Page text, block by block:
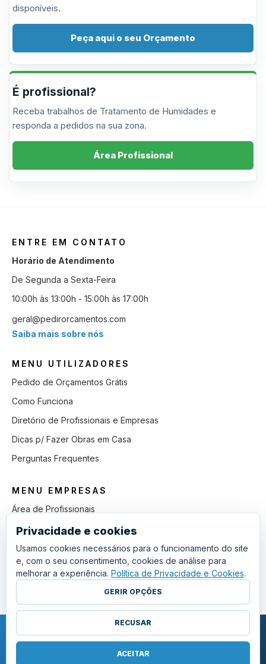
disponíveis.
Peça aqui o seu Orçamento
É profissional?
Receba trabalhos de Tratamento de Humidades e
responda a pedidos na sua zona.
Área Profissional
ENTRE EM CONTATO
Horário de Atendimento
De Segunda a Sexta-Feira
10:00h às 13:00h - 15:00h às 17:00h
geral@pedirorcamentos.com
Saiba mais sobre nós
MENU UTILIZADORES
Pedido de Orçamentos Grátis
Como Funciona
Diretório de Profissionais e Empresas
Dicas p/ Fazer Obras em Casa
Perguntas Frequentes
MENU EMPRESAS
Área de Profissionais
Como Funciona
Lista de Pedidos em Aberto
Como Ganhar mais Obras
Perguntas Frequentes
COPYRIGHT © 2011 - 2026 SGSI. TODOS OS DIREITOS RESERVADOS.
POLÍTICA DE PRIVACIDADE E COOKIES
Privacidade e cookies
Usamos cookies necessários para o funcionamento do site
e, com o seu consentimento, cookies de análise para
melhorar a experiência. Política de Privacidade e Cookies.
GERIR OPÇÕES
RECUSAR
ACEITAR